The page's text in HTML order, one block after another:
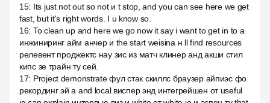
15: Its just not out so not и t stop, and you can see here we get
fast, but it's right words. I u know so.
16: To clean up and here we go now it say i want to get in to a
инжиниринг айм анчер и the start weisina н ll find resources
релевент проджектс нау зис из матч клинер анд акши стил
кипс зе трайн ту сей.
17: Project demonstrate фул стак скиллс браузер айпиэс фо
рекординг эй а and local виспер энд интегрейшен от useful